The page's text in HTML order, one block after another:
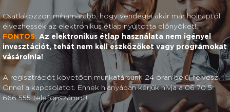
Csatlakozzon mihamarabb, hogy vendégei akár már holnaptól
élvezhessék az elektronikus étlap nyújtotta előnyöket!
FONTOS: Az elektronikus étlap használata nem igényel
invesztációt, tehát nem kell eszközöket vagy programokat
vásárolnia!
A regisztrációt követően munkatársunk 24 órán belül felveszi
Önnel a kapcsolatot. Ennek hiányában kérjük hívja a 06 70 5
666 555 telefonszámot!